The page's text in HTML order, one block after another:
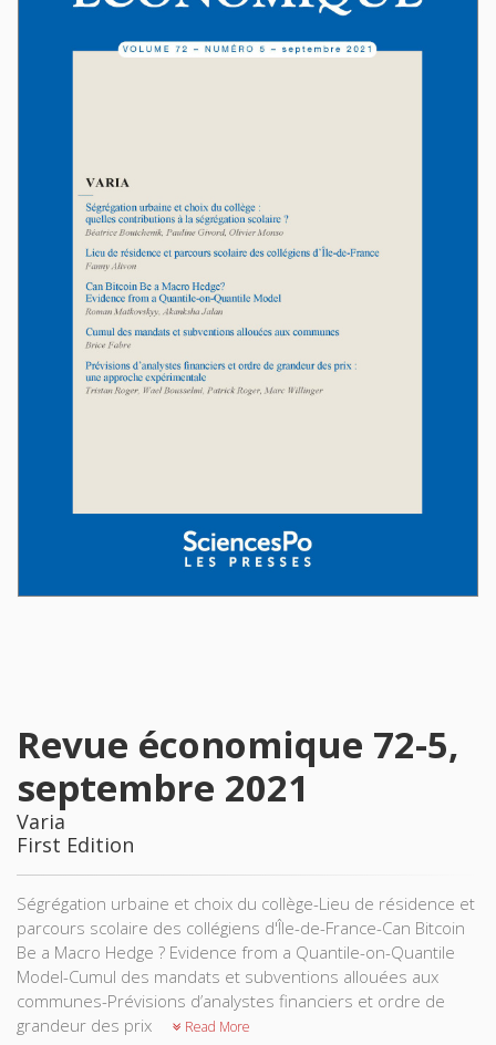
Revue économique 72-5,
septembre 2021
Varia
First Edition
Ségrégation urbaine et choix du collège-Lieu de résidence et
parcours scolaire des collégiens d'Île-de-France-Can Bitcoin
Be a Macro Hedge ? Evidence from a Quantile-on-Quantile
Model-Cumul des mandats et subventions allouées aux
communes-Prévisions d’analystes financiers et ordre de
grandeur des prix
Read More